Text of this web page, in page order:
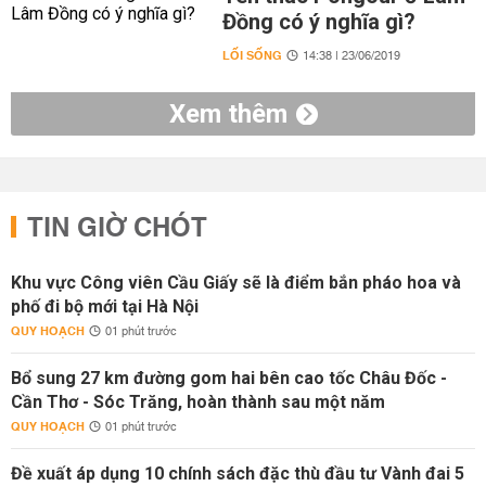
Đồng có ý nghĩa gì?
LỐI SỐNG 14:38 | 23/06/2019
Xem thêm
TIN GIỜ CHÓT
Khu vực Công viên Cầu Giấy sẽ là điểm bắn pháo hoa và
phố đi bộ mới tại Hà Nội
QUY HOẠCH 01 phút trước
Bổ sung 27 km đường gom hai bên cao tốc Châu Đốc -
Cần Thơ - Sóc Trăng, hoàn thành sau một năm
QUY HOẠCH 01 phút trước
Đề xuất áp dụng 10 chính sách đặc thù đầu tư Vành đai 5